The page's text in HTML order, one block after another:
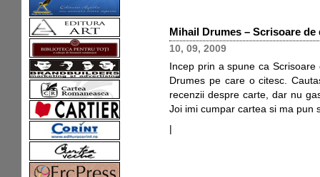
Mihail Drumes – Scrisoare
10, 09, 2009
Incep prin a spune ca
Drumes pe care o citesc.
recenzii despre carte, dar nu
Joi imi cumpar cartea si ma pun